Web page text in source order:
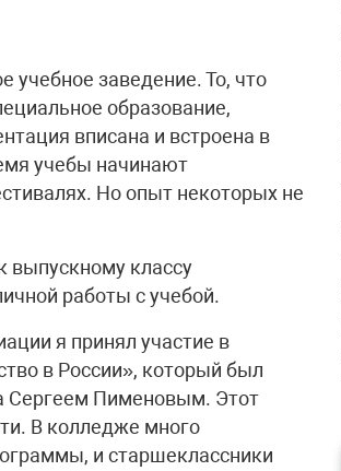
учебное заведение. То, что
образование,
вписана и встроена в
учебы начинают
Но опыт некоторых не
выпускному классу
работы с учебой.
я принял участие в
в России», который был
Сергеем Пименовым. Этот
В колледже много
и старшеклассники